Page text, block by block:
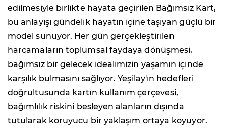
edilmesiyle birlikte hayata geçirilen Bağımsız Kart,
bu anlayışı gündelik hayatın içine taşıyan güçlü bir
model sunuyor. Her gün gerçekleştirilen
harcamaların toplumsal faydaya dönüşmesi,
bağımsız bir gelecek idealimizin yaşamın içinde
karşılık bulmasını sağlıyor. Yeşilay'ın hedefleri
doğrultusunda kartın kullanım çerçevesi,
bağımlılık riskini besleyen alanların dışında
tutularak koruyucu bir yaklaşım ortaya koyuyor.